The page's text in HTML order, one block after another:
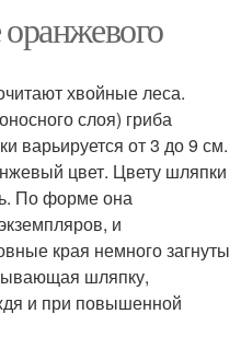
Осенние грибовы
Грибов в сосновом
лесу
Картинки для занятий
хвойные леса.
слоя) гриба
варьируется от 3 до 9 см.
цвет. Цвету шляпки
По форме она
и
края немного загнуты
шляпку,
и при повышенной